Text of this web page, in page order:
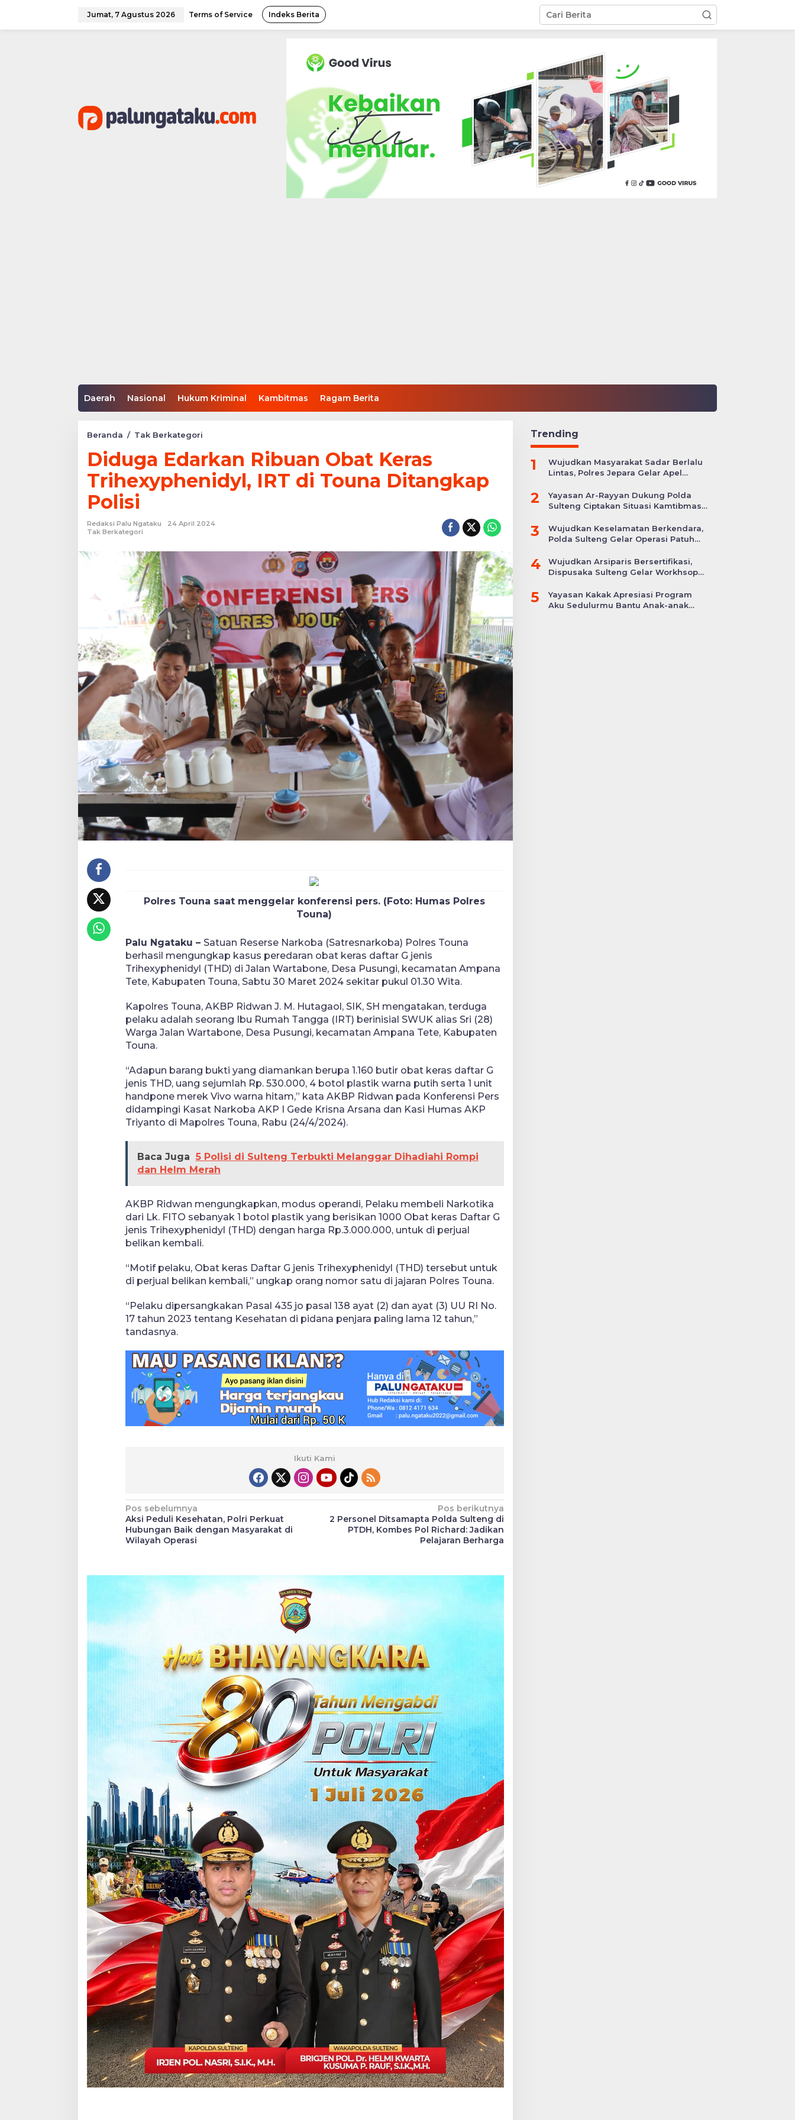
Jumat, 7 Agustus 2026 Terms of Service Indeks Berita
Daerah Nasional Hukum Kriminal Kambitmas Ragam Berita
Beranda / Tak Berkategori
Ribuan
Obat
Keras
Trihexyphenidyl,
Touna
Diduga Edarkan Ribuan Obat Keras
Trihexyphenidyl, IRT di Touna Ditangkap
Polisi
Redaksi Palu Ngataku
24 April 2024
Tak Berkategori
Polres Touna saat menggelar konferensi pers. (Foto: Humas Polres
Touna)
Palu Ngataku – Satuan Reserse Narkoba (Satresnarkoba) Polres Touna
berhasil mengungkap kasus peredaran obat keras daftar G jenis
Trihexyphenidyl (THD) di Jalan Wartabone, Desa Pusungi, kecamatan Ampana
Tete, Kabupaten Touna, Sabtu 30 Maret 2024 sekitar pukul 01.30 Wita.
Kapolres Touna, AKBP Ridwan J. M. Hutagaol, SIK, SH mengatakan, terduga
pelaku adalah seorang Ibu Rumah Tangga (IRT) berinisial SWUK alias Sri (28)
Warga Jalan Wartabone, Desa Pusungi, kecamatan Ampana Tete, Kabupaten
Touna.
“Adapun barang bukti yang diamankan berupa 1.160 butir obat keras daftar G
jenis THD, uang sejumlah Rp. 530.000, 4 botol plastik warna putih serta 1 unit
handpone merek Vivo warna hitam,” kata AKBP Ridwan pada Konferensi Pers
didampingi Kasat Narkoba AKP I Gede Krisna Arsana dan Kasi Humas AKP
Triyanto di Mapolres Touna, Rabu (24/4/2024).
Baca Juga 5 Polisi di Sulteng Terbukti Melanggar Dihadiahi Rompi
dan Helm Merah
AKBP Ridwan mengungkapkan, modus operandi, Pelaku membeli Narkotika
dari Lk. FITO sebanyak 1 botol plastik yang berisikan 1000 Obat keras Daftar G
jenis Trihexyphenidyl (THD) dengan harga Rp.3.000.000, untuk di perjual
belikan kembali.
“Motif pelaku, Obat keras Daftar G jenis Trihexyphenidyl (THD) tersebut untuk
di perjual belikan kembali,” ungkap orang nomor satu di jajaran Polres Touna.
“Pelaku dipersangkakan Pasal 435 jo pasal 138 ayat (2) dan ayat (3) UU RI No.
17 tahun 2023 tentang Kesehatan di pidana penjara paling lama 12 tahun,”
tandasnya.
Ikuti Kami
Navigasi
pos
Pos sebelumnya
Aksi Peduli Kesehatan, Polri Perkuat
Hubungan Baik dengan Masyarakat di
Wilayah Operasi
Pos berikutnya
2 Personel Ditsamapta Polda Sulteng di
PTDH, Kombes Pol Richard: Jadikan
Pelajaran Berharga
Trending
1
Wujudkan Masyarakat Sadar Berlalu
Lintas, Polres Jepara Gelar Apel
2
Yayasan Ar-Rayyan Dukung Polda
Sulteng Ciptakan Situasi Kamtibmas
3
Wujudkan Keselamatan Berkendara,
Polda Sulteng Gelar Operasi Patuh
4
Wujudkan Arsiparis Bersertifikasi,
Dispusaka Sulteng Gelar Workhsop
5
Yayasan Kakak Apresiasi Program
Aku Sedulurmu Bantu Anak-anak